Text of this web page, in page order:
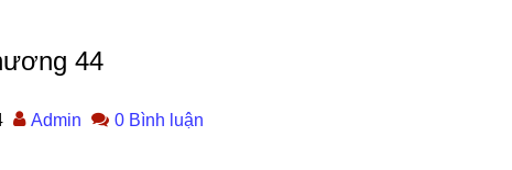
44
Admin 0 Bình luận